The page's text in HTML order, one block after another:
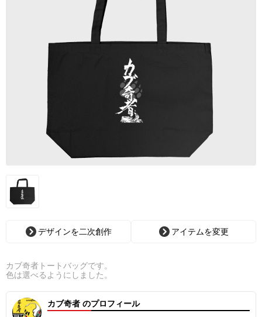
デザインを二次創作 アイテムを変更
カブ奇者トートバッグです。
色は選べるようにしました。
カブ奇者 のプロフィール